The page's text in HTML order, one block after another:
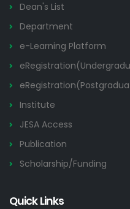
Dean's List
Department
e-Learning Platform
Institute
JESA Access
Publication
Scholarship/Funding
Quick Links